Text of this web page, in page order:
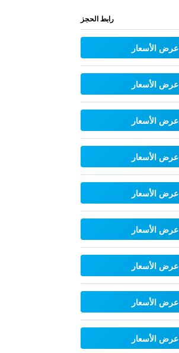
رابط الحجز
عرض الأسعار
عرض الأسعار
عرض الأسعار
عرض الأسعار
عرض الأسعار
عرض الأسعار
عرض الأسعار
عرض الأسعار
عرض الأسعار